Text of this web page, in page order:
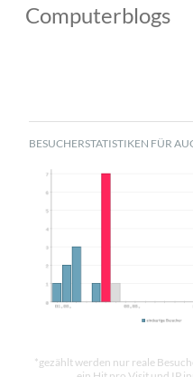
Computerblogs
BESUCHERSTATISTIKEN FÜR
*gezählt werden nur reale